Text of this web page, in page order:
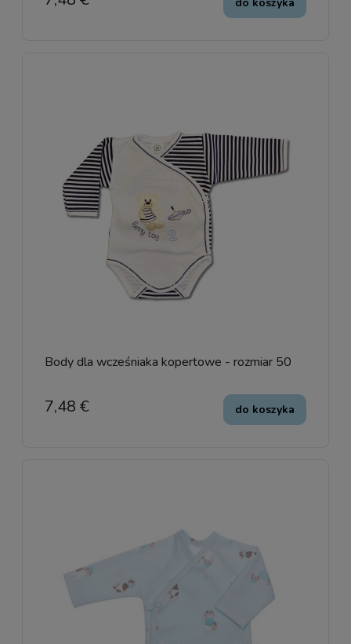
Body dla wcześniaka kopertowe - rozmiar 50
7,48 € do koszyka